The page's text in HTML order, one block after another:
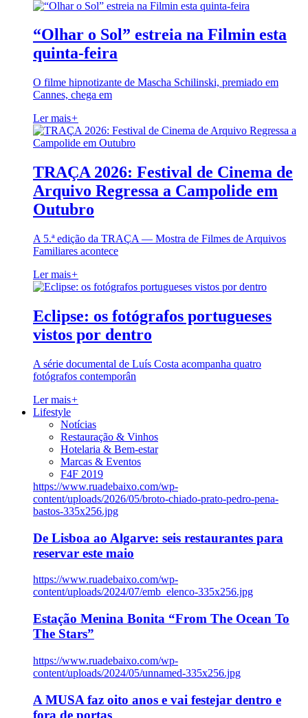
“Olhar o Sol” estreia na Filmin esta
quinta-feira
O filme hipnotizante de Mascha Schilinski, premiado em
Cannes, chega em
Ler mais+
TRAÇA 2026: Festival de Cinema de
Arquivo Regressa a Campolide em
Outubro
A 5.ª edição da TRAÇA — Mostra de Filmes de Arquivos
Familiares acontece
Ler mais+
Eclipse: os fotógrafos portugueses
vistos por dentro
A série documental de Luís Costa acompanha quatro
fotógrafos contemporân
Ler mais+
Lifestyle
Notícias
Restauração & Vinhos
Hotelaria & Bem-estar
Marcas & Eventos
F4F 2019
https://www.ruadebaixo.com/wp-
content/uploads/2026/05/broto-chiado-prato-pedro-pena-
bastos-335x256.jpg
De Lisboa ao Algarve: seis restaurantes para
reservar este maio
https://www.ruadebaixo.com/wp-
content/uploads/2024/07/emb_elenco-335x256.jpg
Estação Menina Bonita “From The Ocean To
The Stars”
https://www.ruadebaixo.com/wp-
content/uploads/2024/05/unnamed-335x256.jpg
A MUSA faz oito anos e vai festejar dentro e
fora de portas